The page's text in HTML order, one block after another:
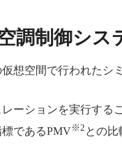
調制御シス
想空間で行われた
ーションを実行す
であるPMV※2 との